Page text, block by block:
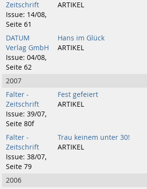
Zeitschrift
Issue: 14/08,
Seite 61
ARTIKEL
DATUM
Verlag GmbH
Issue: 04/08,
Seite 62
Hans im Glück
ARTIKEL
2007
Falter -
Zeitschrift
Issue: 39/07,
Seite 80f
Fest gefeiert
ARTIKEL
Falter -
Zeitschrift
Issue: 38/07,
Seite 79
Trau keinem unter 30!
ARTIKEL
2006